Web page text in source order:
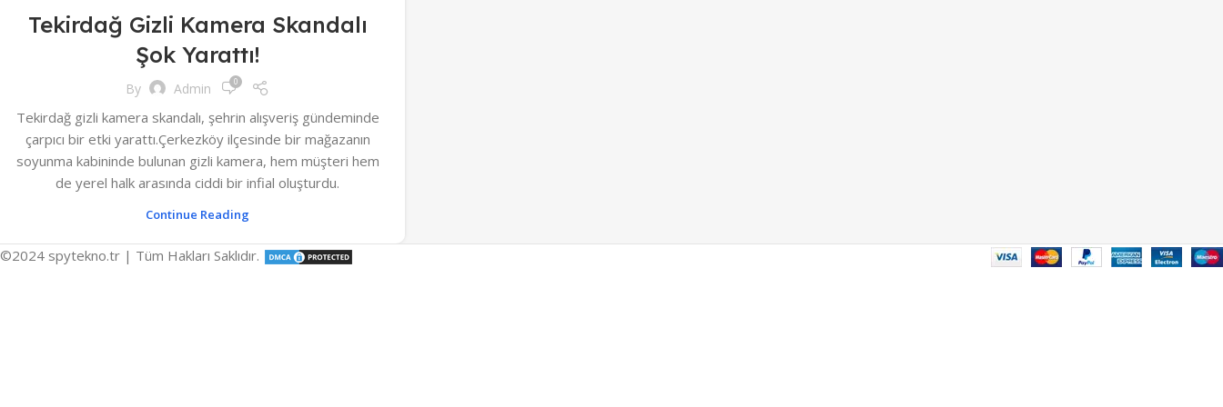
Tekirdağ Gizli Kamera Skandalı
Şok Yarattı!
By Admin 0
Tekirdağ gizli kamera skandalı, şehrin alışveriş gündeminde
çarpıcı bir etki yarattı.Çerkezköy ilçesinde bir mağazanın
soyunma kabininde bulunan gizli kamera, hem müşteri hem
de yerel halk arasında ciddi bir infial oluşturdu.
Continue Reading
©2024 spytekno.tr | Tüm Hakları Saklıdır.